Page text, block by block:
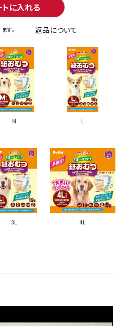
トに入れる
す。 返品について
M L
3L 4L